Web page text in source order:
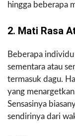
hingga beberapa
2. Mati Rasa
Beberapa
sementara atau
termasuk dagu.
yang
Sensasinya
sendirinya dari